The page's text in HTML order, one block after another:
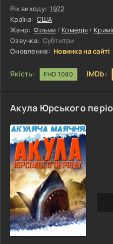
Реймонд і Конні Марбл
на все, щоб надати цей титул
починається запекла
скотарство, інцест,
дітей та багато
Рік виходу: 1972
Країна: США
Жанр: Фільми / Комедія /
Озвучка: Субтитри
Оновлення: Новинка на сайті
Якість: FHD 1080 IMDb:
Акула Юрського